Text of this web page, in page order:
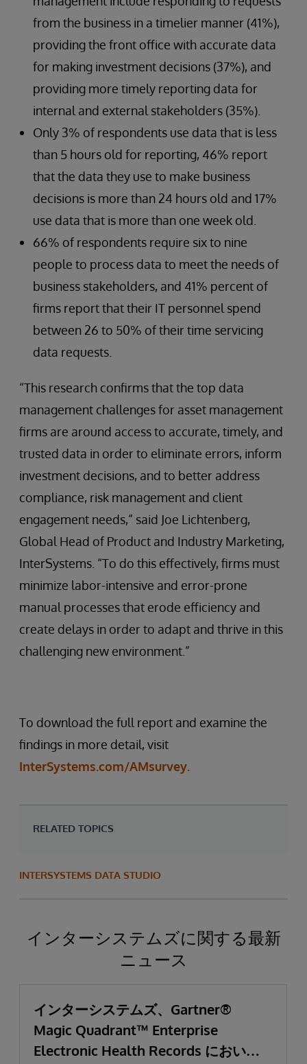
from the business in a timelier manner (41%),
providing the front office with accurate data
for making investment decisions (37%), and
providing more timely reporting data for
internal and external stakeholders (35%).
Only 3% of respondents use data that is less
than 5 hours old for reporting, 46% report
that the data they use to make business
decisions is more than 24 hours old and 17%
use data that is more than one week old.
66% of respondents require six to nine
people to process data to meet the needs of
business stakeholders, and 41% percent of
firms report that their IT personnel spend
between 26 to 50% of their time servicing
data requests.
“This research confirms that the top data
management challenges for asset management
firms are around access to accurate, timely, and
trusted data in order to eliminate errors, inform
investment decisions, and to better address
compliance, risk management and client
engagement needs,” said Joe Lichtenberg,
Global Head of Product and Industry Marketing,
InterSystems. “To do this effectively, firms must
minimize labor-intensive and error-prone
manual processes that erode efficiency and
create delays in order to adapt and thrive in this
challenging new environment.”
To download the full report and examine the
findings in more detail, visit
InterSystems.com/AMsurvey.
RELATED TOPICS
INTERSYSTEMS DATA STUDIO
インターシステムズに関する最新
ニュース
インターシステムズ、Gartner®
Magic Quadrant™ Enterprise
Electronic Health Records において